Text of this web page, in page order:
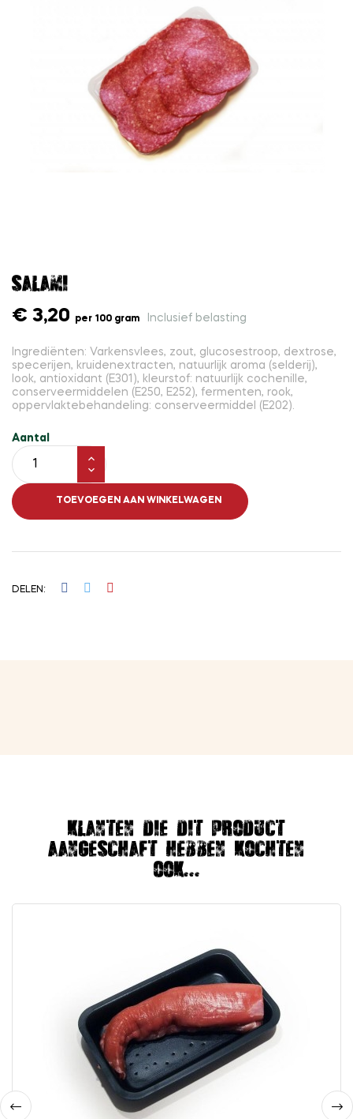
Salami
€ 3,20 per 100 gram Inclusief belasting
Ingrediënten: Varkensvlees, zout, glucosestroop, dextrose,
specerijen, kruidenextracten, natuurlijk aroma (selderij),
look, antioxidant (E301), kleurstof: natuurlijk cochenille,
conserveermiddelen (E250, E252), fermenten, rook,
oppervlaktebehandeling: conserveermiddel (E202).
Aantal
TOEVOEGEN AAN WINKELWAGEN
DELEN
Klanten die dit product
aangeschaft hebben kochten
ook...